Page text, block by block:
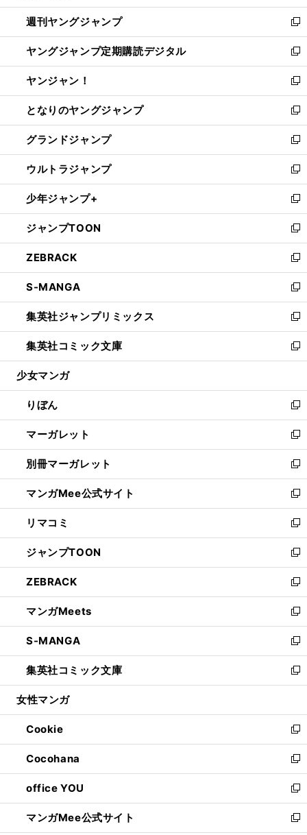
開
く
ウ
で
開
く
ン
ド
ウ
で
開
く
ウ
ィ
ン
ド
ウ
で
開
く
週刊ヤングジャンプ
新
し
い
ウ
ィ
ン
ド
ウ
で
開
く
ヤングジャンプ定期購読デジタル
新
し
い
ウ
ィ
ン
ド
ウ
で
開
く
ヤンジャン！
新
し
い
ウ
ィ
ン
ド
ウ
で
開
く
となりのヤングジャンプ
新
し
い
ウ
ィ
ン
ド
ウ
で
開
く
グランドジャンプ
新
し
い
ウ
ィ
ン
ド
ウ
で
開
く
ウルトラジャンプ
新
し
い
ウ
ィ
ン
ド
ウ
で
開
く
少年ジャンプ+
新
し
い
ウ
ィ
ン
ド
ウ
で
開
く
ジャンプTOON
新
し
い
ウ
ィ
ン
ド
ウ
で
開
ZEBRACK
新
し
い
ウ
ィ
ン
ド
ウ
開
く
S-MANGA
新
し
い
ウ
ィ
ン
ウ
で
開
く
集英社ジャンプリミックス
新
し
い
ウ
ン
ド
ウ
で
開
く
集英社コミック文庫
新
し
ウ
ィ
ン
ド
ウ
で
開
く
少女マンガ
りぼん
新
し
い
ウ
ィ
ン
ド
ウ
で
開
く
マーガレット
新
し
い
ウ
ィ
ン
ド
ウ
で
開
く
別冊マーガレット
新
し
い
ウ
ィ
ン
ド
ウ
で
開
く
マンガMee公式サイト
新
し
い
ウ
ィ
ン
ド
ウ
で
開
く
リマコミ
新
し
い
ウ
ィ
ン
ド
ウ
で
開
く
ジャンプTOON
新
し
い
ウ
ィ
ン
ド
ウ
で
開
ZEBRACK
新
し
い
ウ
ィ
ン
ド
ウ
開
く
マンガMeets
新
し
い
ウ
ィ
ン
ウ
で
開
く
S-MANGA
新
し
い
ウ
ン
ド
ウ
で
開
く
集英社コミック文庫
新
し
ウ
ィ
ン
ド
ウ
で
開
く
女性マンガ
Cookie
新
し
い
ウ
ィ
ン
ド
Cocohana
新
し
い
ウ
ィ
office YOU
新
し
い
マンガMee公式サイト
新